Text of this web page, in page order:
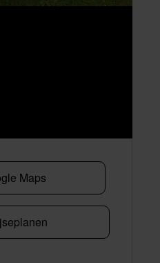
Pederstrupvej 49
Maps